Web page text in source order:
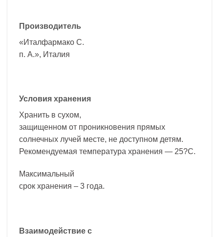
Производитель
«Италфармако С.
п. А.», Италия
Условия хранения
Хранить в сухом,
защищенном от проникновения прямых
солнечных лучей месте, не доступном детям.
Рекомендуемая температура хранения — 25?С.
Максимальный
срок хранения – 3 года.
Взаимодействие с